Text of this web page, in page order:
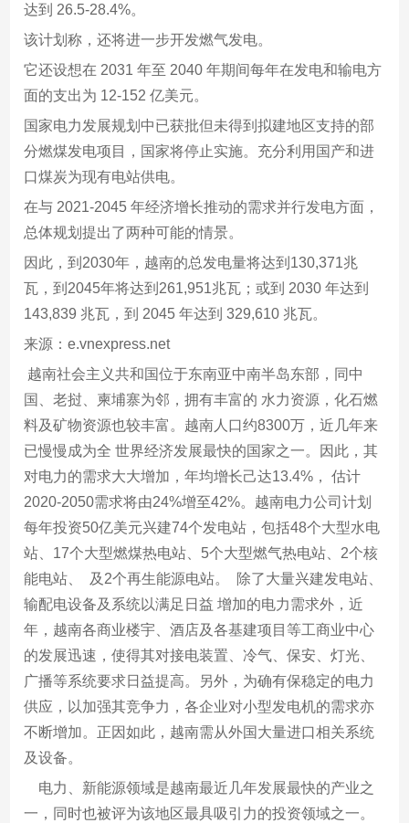
达到 26.5-28.4%。
该计划称，还将进一步开发燃气发电。
它还设想在 2031 年至 2040 年期间每年在发电和输电方
面的支出为 12-152 亿美元。
国家电力发展规划中已获批但未得到拟建地区支持的部
分燃煤发电项目，国家将停止实施。充分利用国产和进
口煤炭为现有电站供电。
在与 2021-2045 年经济增长推动的需求并行发电方面，
总体规划提出了两种可能的情景。
因此，到2030年，越南的总发电量将达到130,371兆
瓦，到2045年将达到261,951兆瓦；或到 2030 年达到
143,839 兆瓦，到 2045 年达到 329,610 兆瓦。
来源：e.vnexpress.net
越南社会主义共和国位于东南亚中南半岛东部，同中
国、老挝、柬埔寨为邻，拥有丰富的 水力资源，化石燃
料及矿物资源也较丰富。越南人口约8300万，近几年来
已慢慢成为全 世界经济发展最快的国家之一。因此，其
对电力的需求大大增加，年均增长己达13.4%， 估计
2020-2050需求将由24%增至42%。越南电力公司计划
每年投资50亿美元兴建74个发电站，包括48个大型水电
站、17个大型燃煤热电站、5个大型燃气热电站、2个核
能电站、 及2个再生能源电站。 除了大量兴建发电站、
输配电设备及系统以满足日益 增加的电力需求外，近
年，越南各商业楼宇、酒店及各基建项目等工商业中心
的发展迅速，使得其对接电装置、冷气、保安、灯光、
广播等系统要求日益提高。另外，为确有保稳定的电力
供应，以加强其竞争力，各企业对小型发电机的需求亦
不断增加。正因如此，越南需从外国大量进口相关系统
及设备。
电力、新能源领域是越南最近几年发展最快的产业之
一，同时也被评为该地区最具吸引力的投资领域之一。